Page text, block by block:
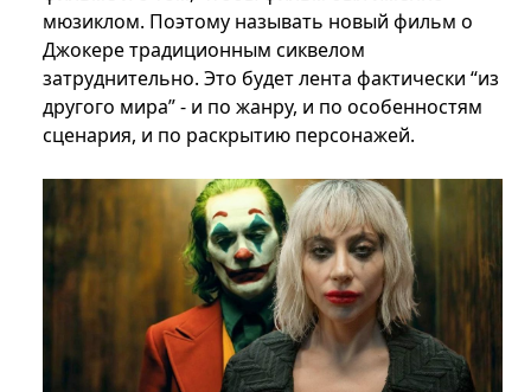
мюзиклом. Поэтому называть новый фильм о
Джокере традиционным сиквелом
затруднительно. Это будет лента фактически “из
другого мира” - и по жанру, и по особенностям
сценария, и по раскрытию персонажей.